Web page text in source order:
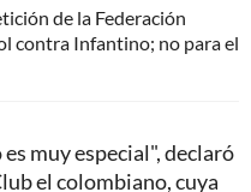
de la Federación
contra Infantino; no para el
muy especial", declaró
el colombiano, cuya